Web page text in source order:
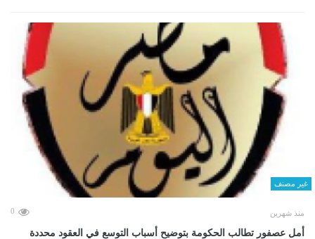
غير مصنف
منذ شهرين 0
أمل عصفور تطالب الحكومة بتوضيح أسباب التوسع في العقود محددة